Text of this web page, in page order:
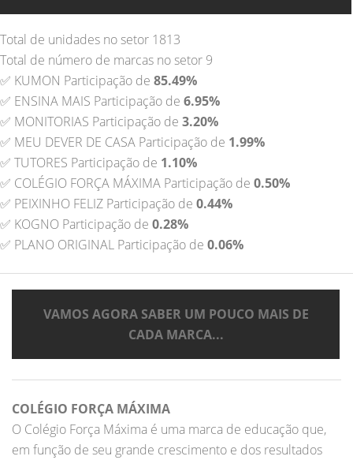
Total de unidades no setor 1813
Total de número de marcas no setor 9
✅ KUMON Participação de 85.49%
✅ ENSINA MAIS Participação de 6.95%
✅ MONITORIAS Participação de 3.20%
✅ MEU DEVER DE CASA Participação de 1.99%
✅ TUTORES Participação de 1.10%
✅ COLÉGIO FORÇA MÁXIMA Participação de 0.50%
✅ PEIXINHO FELIZ Participação de 0.44%
✅ KOGNO Participação de 0.28%
✅ PLANO ORIGINAL Participação de 0.06%
VAMOS AGORA SABER UM POUCO MAIS DE
CADA MARCA...
COLÉGIO FORÇA MÁXIMA
O Colégio Força Máxima é uma marca de educação que,
em função de seu grande crescimento e dos resultados